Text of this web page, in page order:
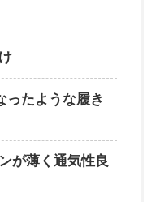
ったような履き
が薄く通気性良